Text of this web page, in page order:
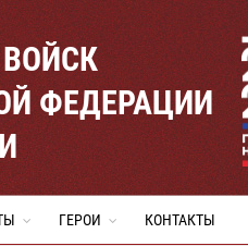
ФЕДЕРАЦИИ
ГЕРОИ КОНТАКТЫ